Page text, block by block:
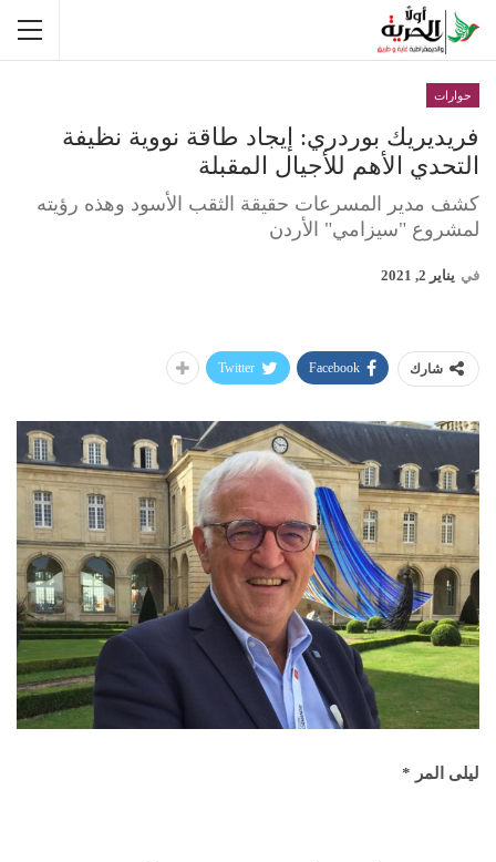
حوارات
فريديريك بوردري: إيجاد طاقة نووية نظيفة
التحدي الأهم للأجيال المقبلة
كشف مدير المسرعات حقيقة الثقب الأسود وهذه رؤيته
لمشروع "سيزامي" الأردن
في يناير 2, 2021
شارك Facebook
Twitter
ليلى المر *